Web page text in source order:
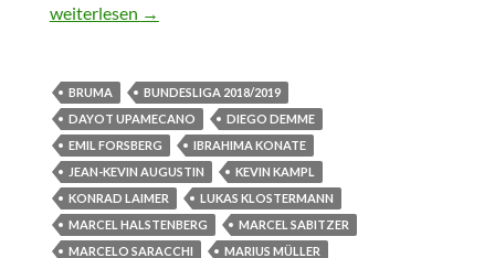
Individuelle Zahlenrundumleuchte RB Leipzig 2018 – Teil 1
weiterlesen →
BRUMA
BUNDESLIGA 2018/2019
DAYOT UPAMECANO
DIEGO DEMME
EMIL FORSBERG
IBRAHIMA KONATE
JEAN-KEVIN AUGUSTIN
KEVIN KAMPL
KONRAD LAIMER
LUKAS KLOSTERMANN
MARCEL HALSTENBERG
MARCEL SABITZER
MARCELO SARACCHI
MARIUS MÜLLER